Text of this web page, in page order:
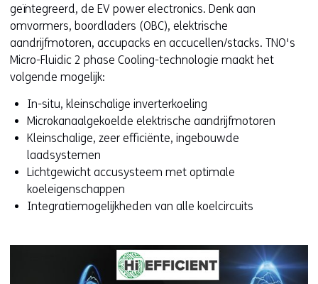
geïntegreerd, de EV power electronics. Denk aan
omvormers, boordladers (OBC), elektrische
aandrijfmotoren, accupacks en accucellen/stacks. TNO's
Micro-Fluidic 2 phase Cooling-technologie maakt het
volgende mogelijk:
In-situ, kleinschalige inverterkoeling
Microkanaalgekoelde elektrische aandrijfmotoren
Kleinschalige, zeer efficiënte, ingebouwde
laadsystemen
Lichtgewicht accusysteem met optimale
koeleigenschappen
Integratiemogelijkheden van alle koelcircuits